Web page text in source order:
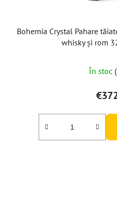
Bohemia Crystal Pahare
whisky și rom
În stoc